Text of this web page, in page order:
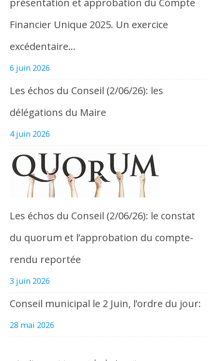
présentation et approbation du Compte
Financier Unique 2025. Un exercice
excédentaire…
6 juin 2026
Les échos du Conseil (2/06/26): les
délégations du Maire
4 juin 2026
Les échos du Conseil (2/06/26): le constat
du quorum et l’approbation du compte-
rendu reportée
3 juin 2026
Conseil municipal le 2 Juin, l’ordre du jour:
28 mai 2026